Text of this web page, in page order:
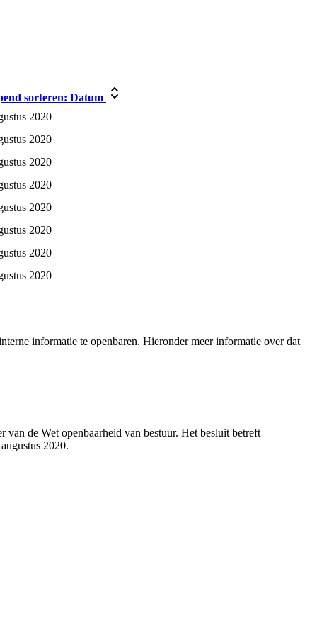
sorteren: Datum
2020
2020
2020
2020
2020
2020
2020
2020
informatie te openbaren. Hieronder meer informatie over dat
de Wet openbaarheid van bestuur. Het besluit betreft
2020.